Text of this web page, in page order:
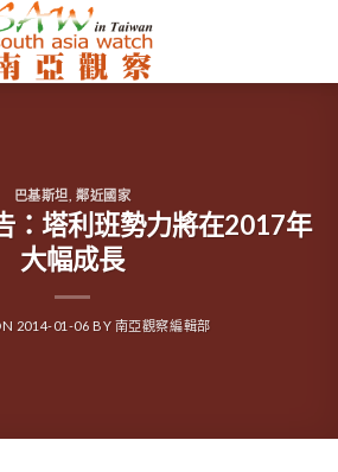
巴基斯坦 ,鄰近國家
：塔利班勢力將在2017年
大幅成長
2014-01-06 BY 南亞觀察編輯部